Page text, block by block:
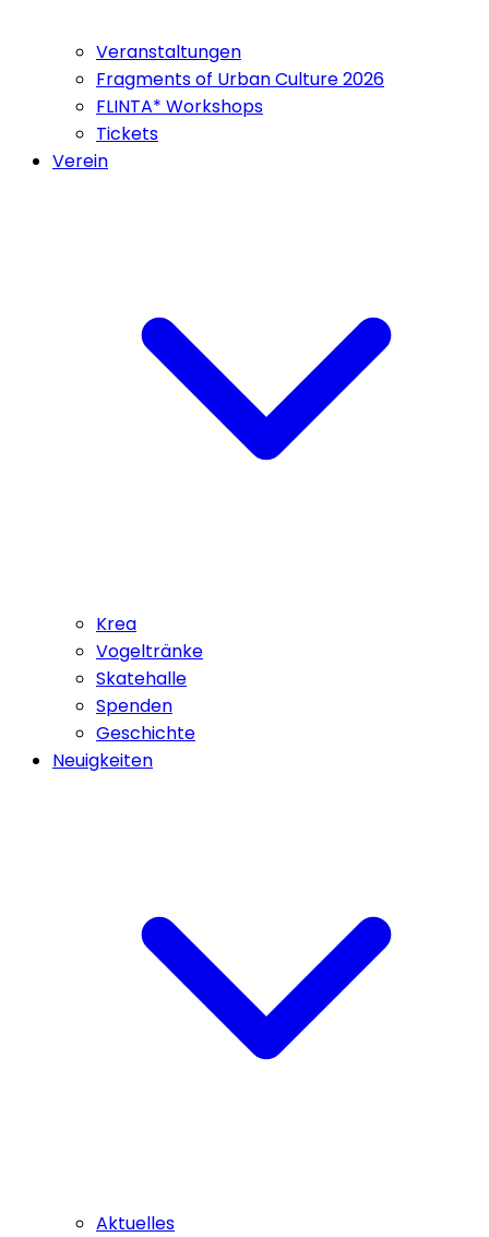
Veranstaltungen
Fragments of Urban Culture 2026
FLINTA* Workshops
Tickets
Verein
Krea
Vogeltränke
Skatehalle
Spenden
Geschichte
Neuigkeiten
Aktuelles